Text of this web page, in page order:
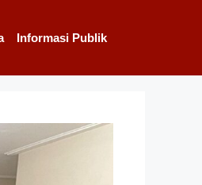
Informasi Publik